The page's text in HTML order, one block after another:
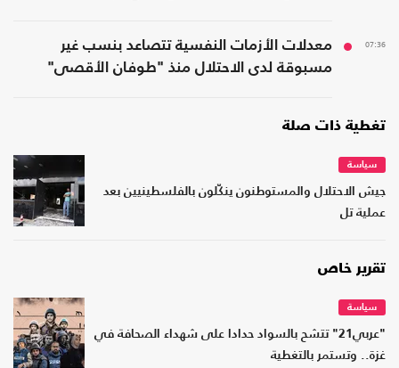
07:36
معدلات الأزمات النفسية تتصاعد بنسب غير
مسبوقة لدى الاحتلال منذ "طوفان الأقصى"
تغطية ذات صلة
سياسة
جيش الاحتلال والمستوطنون ينكّلون بالفلسطينيين بعد
عملية تل
تقرير خاص
سياسة
"عربي21" تتشح بالسواد حدادا على شهداء الصحافة في
غزة.. وتستمر بالتغطية